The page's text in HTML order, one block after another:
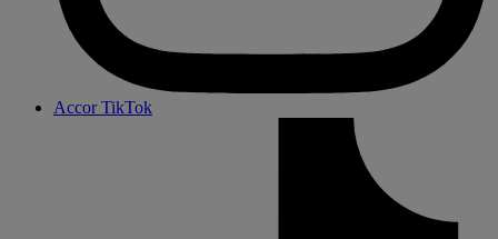
Accor TikTok